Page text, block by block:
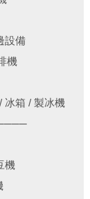
設備
機
冰箱 / 製冰機
機